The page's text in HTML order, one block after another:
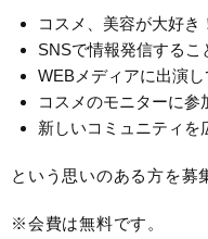
コスメ、美容が大好き
SNSで情報発信するこ
WEBメディアに出演
コスメのモニターに参
新しいコミュニティを
という思いのある方を募
※会費は無料です。